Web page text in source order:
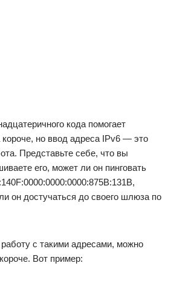
кода помогает
но ввод адреса IPv6 — это
Представьте себе, что вы
его, может ли он пинговать
он достучаться до своего шлюза по
с такими адресами, можно
Вот пример: